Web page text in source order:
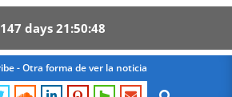
147 days 21 50 47
- Otra forma de ver la noticia
Search